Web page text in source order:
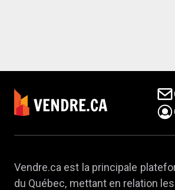
Vendre.ca est la principale
du Québec, mettant en relation